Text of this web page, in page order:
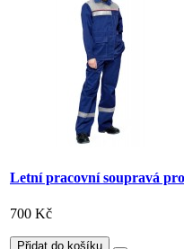
Letní pracovní soupravá
700 Kč
Přidat do košíku